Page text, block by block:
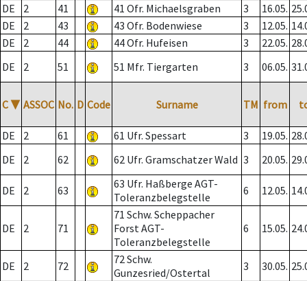
DE
2 41 41 Ofr. Michaelsgraben 3 16.05.
DE
2 43 43 Ofr. Bodenwiese 3 12.05.
DE
2 44 44 Ofr. Hufeisen 3 22.05.
DE
2 51 51 Mfr. Tiergarten 3 06.05.
C ▼ ASSOC No. D Code Surname TM from
DE 2 61 61 Ufr. Spessart 3 19.05.
DE
2 62 62 Ufr. Gramschatzer Wald 3 20.05.
DE 2 63
63 Ufr. Haßberge AGT-
Toleranzbelegstelle
6 12.05.
DE 2 71
71 Schw. Scheppacher
Forst AGT-
Toleranzbelegstelle
6 15.05.
DE 2 72
72 Schw.
Gunzesried/Ostertal
3 30.05.